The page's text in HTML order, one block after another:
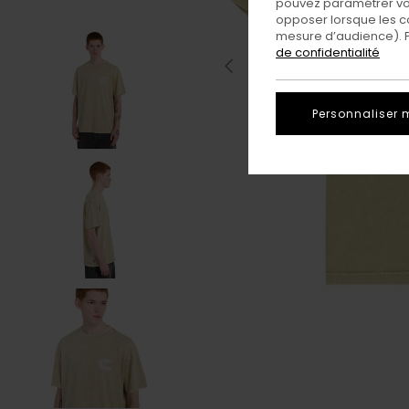
opposer lorsque les
mesure d’audience).
de confidentialité
Personnaliser